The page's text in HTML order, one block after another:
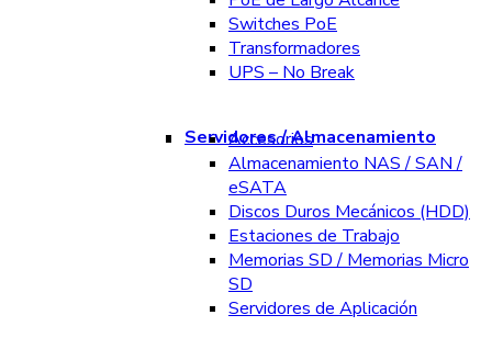
Switches PoE
Transformadores
UPS – No Break
Servidores / Almacenamiento
Accesorios
Almacenamiento NAS / SAN /
eSATA
Discos Duros Mecánicos (HDD)
Estaciones de Trabajo
Memorias SD / Memorias Micro
SD
Servidores de Aplicación